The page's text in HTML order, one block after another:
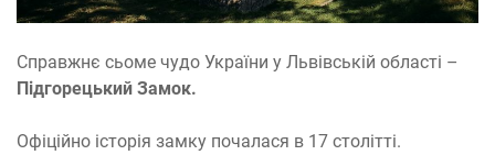
Справжнє сьоме чудо України у Львівській області –
Підгорецький Замок.
Офіційно історія замку почалася в 17 столітті.